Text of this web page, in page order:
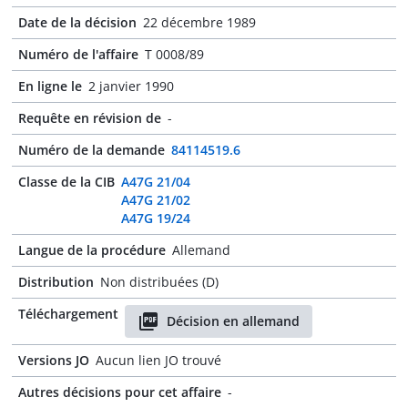
Date de la décision 22 décembre 1989
Numéro de l'affaire T 0008/89
En ligne le 2 janvier 1990
Requête en révision de -
Numéro de la demande 84114519.6
Classe de la CIB A47G 21/04
A47G 21/02
A47G 19/24
Langue de la procédure Allemand
Distribution Non distribuées (D)
Téléchargement
Décision en allemand
Versions JO Aucun lien JO trouvé
Autres décisions pour cet affaire -